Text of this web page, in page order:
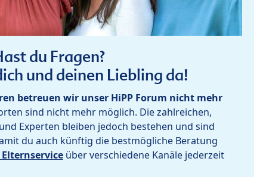
du Fragen?
und deinen Liebling da!
betreuen wir unser HiPP Forum nicht mehr
sind nicht mehr möglich. Die zahlreichen,
Experten bleiben jedoch bestehen und sind
du auch künftig die bestmögliche Beratung
Elternservice über verschiedene Kanäle jederzeit